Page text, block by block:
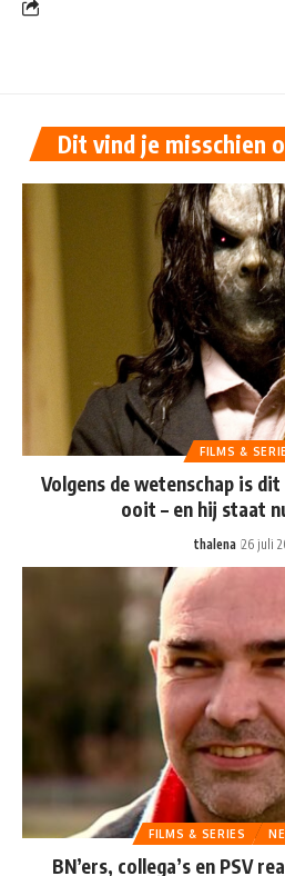
Dit vind je misschien
FILMS &
Volgens de wetenschap is
ooit – en hij staat
thalena 26 juli
FILMS & SERIES
BN’ers, collega’s en PSV